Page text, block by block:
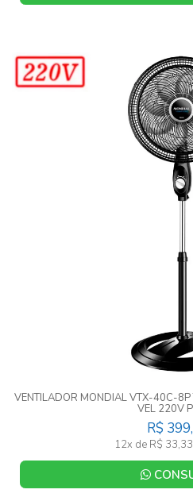
VENTILADOR MONDIAL VTX-40C-
VEL 220V
R$
12x de R$